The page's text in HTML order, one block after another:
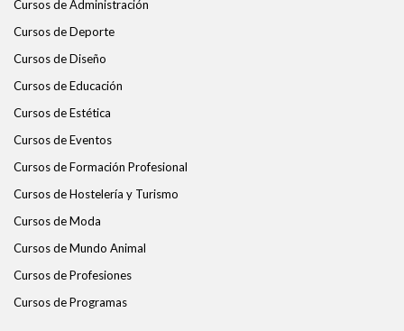
Cursos de Administración
Cursos de Deporte
Cursos de Diseño
Cursos de Educación
Cursos de Estética
Cursos de Eventos
Cursos de Formación Profesional
Cursos de Hostelería y Turismo
Cursos de Moda
Cursos de Mundo Animal
Cursos de Profesiones
Cursos de Programas